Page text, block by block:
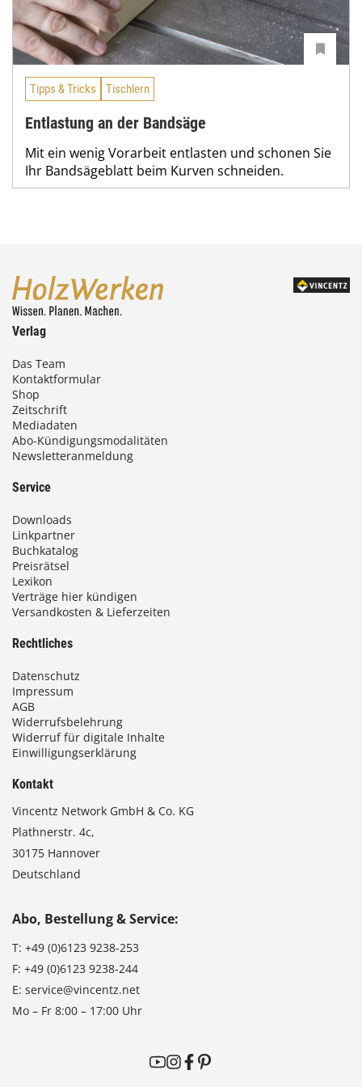
Tipps & Tricks Tischlern
Entlastung an der Bandsäge
Mit ein wenig Vorarbeit entlasten und schonen Sie
Ihr Bandsägeblatt beim Kurven schneiden.
Verlag
Das Team
Kontaktformular
Shop
Zeitschrift
Mediadaten
Abo-Kündigungsmodalitäten
Newsletteranmeldung
Service
Downloads
Linkpartner
Buchkatalog
Preisrätsel
Lexikon
Verträge hier kündigen
Versandkosten & Lieferzeiten
Rechtliches
Datenschutz
Impressum
AGB
Widerrufsbelehrung
Widerruf für digitale Inhalte
Einwilligungserklärung
Kontakt
Vincentz Network GmbH & Co. KG
Plathnerstr. 4c,
30175 Hannover
Deutschland
Abo, Bestellung & Service:
T: +49 (0)6123 9238-253
F: +49 (0)6123 9238-244
E: service@vincentz.net
Mo – Fr 8:00 – 17:00 Uhr